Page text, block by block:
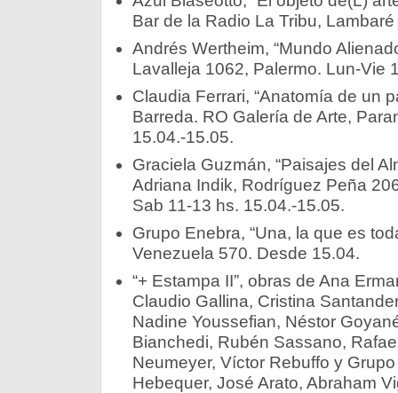
Bar de la Radio La Tribu,
Andrés Wertheim, “Mundo
Lavalleja 1062, Palermo. Lun-Vie
Claudia Ferrari, “Anatomía de un
Barreda. RO Galería de Arte,
15.04.-15.05.
Graciela Guzmán, “Paisajes del
Adriana Indik, Rodríguez Peña
Sab 11-13 hs. 15.04.-15.05.
Grupo Enebra, “Una, la que es
Venezuela 570. Desde 15.04.
“+ Estampa II”, obras de Ana
Claudio Gallina, Cristina
Nadine Youssefian, Néstor
Bianchedi, Rubén Sassano,
Neumeyer, Víctor Rebuffo y
Hebequer, José Arato, Abraham